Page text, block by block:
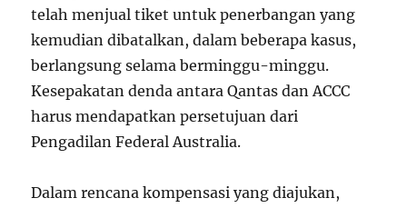
telah menjual tiket untuk penerbangan yang
kemudian dibatalkan, dalam beberapa kasus,
berlangsung selama berminggu-minggu.
Kesepakatan denda antara Qantas dan ACCC
harus mendapatkan persetujuan dari
Pengadilan Federal Australia.
Dalam rencana kompensasi yang diajukan,